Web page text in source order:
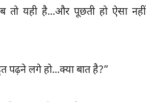
तो यही है...और पूछती हो ऐसा नहीं
पढ़ने लगे हो...क्या बात है?”